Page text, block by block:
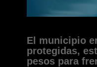
El municipio
protegidas,
pesos para